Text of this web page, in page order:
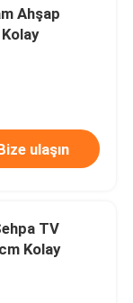
Ahşap
ulaşın
TV
Kolay